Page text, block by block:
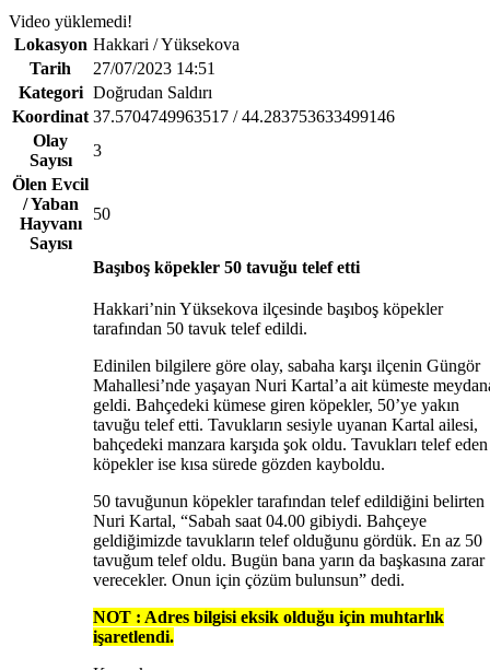
Video yüklemedi!
Lokasyon Hakkari / Yüksekova
Tarih
27/07/2023 14:51
Kategori Doğrudan Saldırı
Koordinat 37.5704749963517 / 44.283753633499146
Olay
Sayısı
3
Ölen Evcil
/ Yaban
Hayvanı
Sayısı
50
Başıboş köpekler 50 tavuğu telef etti
Hakkari’nin Yüksekova ilçesinde başıboş köpekler
tarafından 50 tavuk telef edildi.
Edinilen bilgilere göre olay, sabaha karşı ilçenin Güngör
Mahallesi’nde yaşayan Nuri Kartal’a ait kümeste
geldi. Bahçedeki kümese giren köpekler, 50’ye yakın
tavuğu telef etti. Tavukların sesiyle uyanan Kartal ailesi,
bahçedeki manzara karşıda şok oldu. Tavukları telef eden
köpekler ise kısa sürede gözden kayboldu.
50 tavuğunun köpekler tarafından telef edildiğini belirten
Nuri Kartal, “Sabah saat 04.00 gibiydi. Bahçeye
geldiğimizde tavukların telef olduğunu gördük. En az 50
tavuğum telef oldu. Bugün bana yarın da başkasına zarar
verecekler. Onun için çözüm bulunsun” dedi.
NOT : Adres bilgisi eksik olduğu için muhtarlık
işaretlendi.